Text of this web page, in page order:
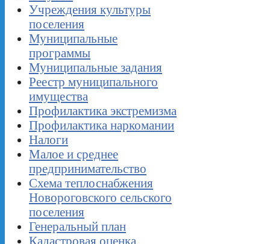
Учреждения культуры
поселения
Муниципальные
программы
Муниципальные задания
Реестр муниципального
имущества
Профилактика экстремизма
Профилактика наркомании
Налоги
Малое и среднее
предпринимательство
Схема теплоснабжения
Новороговского сельского
поселения
Генеральный план
Кадастровая оценка